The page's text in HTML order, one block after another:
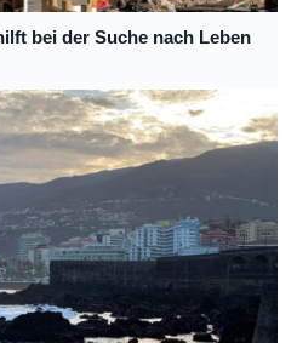
bei der Suche nach Leben